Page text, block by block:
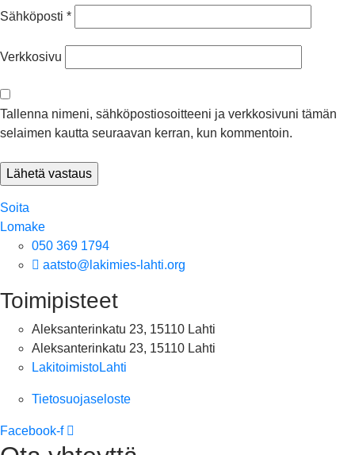
Sähköposti *
Verkkosivu
Tallenna nimeni, sähköpostiosoitteeni ja verkkosivuni tämän
selaimen kautta seuraavan kerran, kun kommentoin.
Soita
Lomake
050 369 1794
aatsto@lakimies-lahti.org
Toimipisteet
Aleksanterinkatu 23, 15110 Lahti
Aleksanterinkatu 23, 15110 Lahti
LakitoimistoLahti
Tietosuojaseloste
Facebook-f